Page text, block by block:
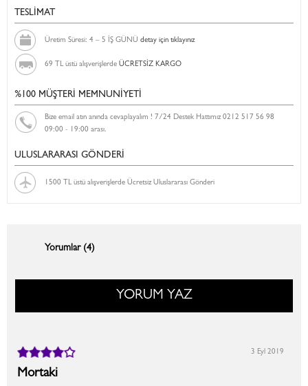
TESLİMAT
Üretim Süresi: 4 – 5 İŞ GÜNÜ detay için tıklayınız
69 TL üstü alışverişlerde ÜCRETSİZ KARGO
%100 MÜŞTERİ MEMNUNİYETİ
Bize email atın anında cevaplayalım ! 7/24 Destek Hattımız 0212 517 56 98
09:00 - 19:00 arası.
ULUSLARARASI GÖNDERİ
1500 TL üstü alışverişlerde Ücretsiz Uluslararası Gönderi
Yorumlar (4)
YORUM YAZ
Mortaki
3 Eyl 2019